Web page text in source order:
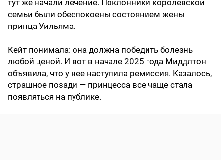
тут же начали лечение. Поклонники королевской
семьи были обеспокоены состоянием жены
принца Уильяма.
Кейт понимала: она должна победить болезнь
любой ценой. И вот в начале 2025 года Миддлтон
объявила, что у нее наступила ремиссия. Казалось,
страшное позади — принцесса все чаще стала
появляться на публике.